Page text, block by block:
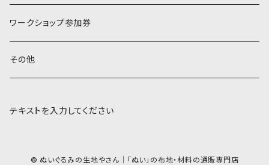
ワークショップ参加券
その他
テキストを入力してください
© ぬいぐるみの生地やさん｜「ぬい」の布地・材料の通販専門店